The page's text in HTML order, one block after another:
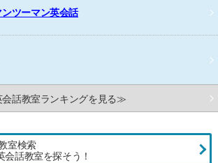
ツーマン英会話
会話教室ランキングを見る≫
室検索
話教室を探そう！